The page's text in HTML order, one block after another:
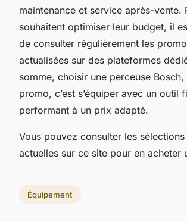
maintenance et service après-vente.
souhaitent optimiser leur budget, il
de consulter régulièrement les
actualisées sur des plateformes
somme, choisir une perceuse
promo, c’est s’équiper avec un outil
performant à un prix adapté.
Vous pouvez consulter les
actuelles sur ce site pour en acheter
Équipement